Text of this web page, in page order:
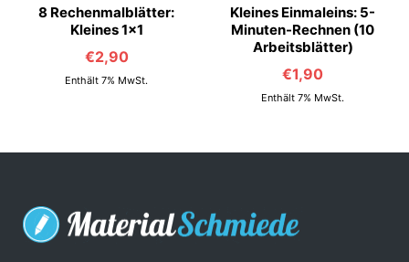
8 Rechenmalblätter:
Kleines 1×1
€2,90
Enthält 7% MwSt.
Kleines Einmaleins: 5-
Minuten-Rechnen (10
Arbeitsblätter)
€1,90
Enthält 7% MwSt.